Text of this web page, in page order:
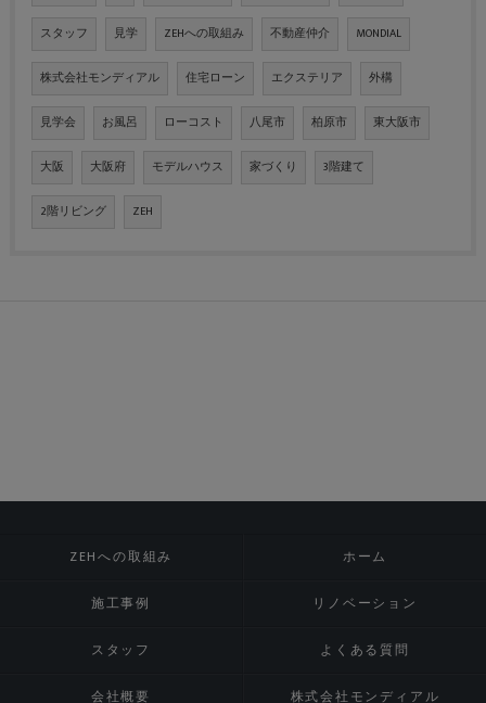
スタッフ 見学 ZEHへの取組み 不動産仲介 MONDIAL
株式会社モンディアル 住宅ローン エクステリア 外構
見学会 お風呂 ローコスト 八尾市 柏原市 東大阪市
大阪 大阪府 モデルハウス 家づくり 3階建て
2階リビング ZEH
ZEHへの取組み ホーム
施工事例 リノベーション
スタッフ よくある質問
会社概要 株式会社モンディアル